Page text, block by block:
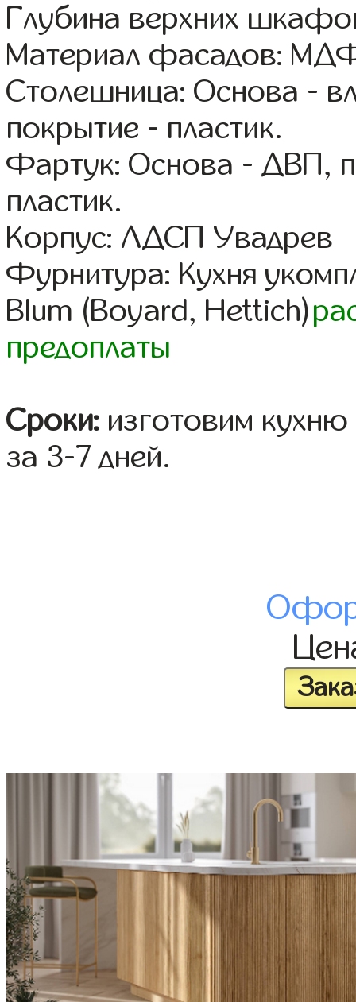
Глубина верхних
Материал фасадов:
Столешница: Основа -
покрытие - пластик.
Фартук: Основа - ДВП,
пластик.
Корпус: ЛДСП Увадрев
Фурнитура: Кухня
Blum (Boyard, Hettich)
предоплаты
Сроки: изготовим
за 3-7 дней.